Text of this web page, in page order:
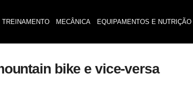
TREINAMENTO MECÂNICA EQUIPAMENTOS E NUTRIÇÃO
bike e vice-versa